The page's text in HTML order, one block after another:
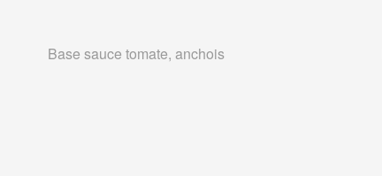
Base sauce tomate, anchois